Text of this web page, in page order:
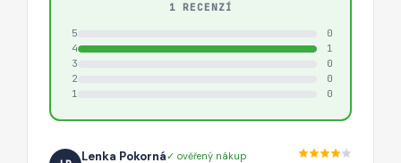
1 RECENZÍ
5
0
4
1
3
0
2
0
1
0
Lenka Pokorná✓ ověřený nákup